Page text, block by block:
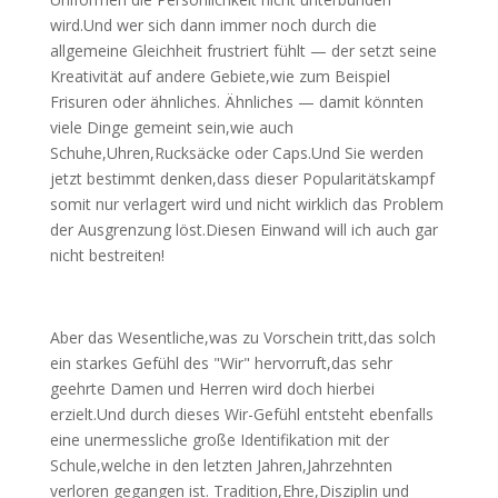
wird.Und wer sich dann immer noch durch die
allgemeine Gleichheit frustriert fühlt — der setzt seine
Kreativität auf andere Gebiete,wie zum Beispiel
Frisuren oder ähnliches. Ähnliches — damit könnten
viele Dinge gemeint sein,wie auch
Schuhe,Uhren,Rucksäcke oder Caps.Und Sie werden
jetzt bestimmt denken,dass dieser Popularitätskampf
somit nur verlagert wird und nicht wirklich das Problem
der Ausgrenzung löst.Diesen Einwand will ich auch gar
nicht bestreiten!
Aber das Wesentliche,was zu Vorschein tritt,das solch
ein starkes Gefühl des "Wir" hervorruft,das sehr
geehrte Damen und Herren wird doch hierbei
erzielt.Und durch dieses Wir-Gefühl entsteht ebenfalls
eine unermessliche große Identifikation mit der
Schule,welche in den letzten Jahren,Jahrzehnten
verloren gegangen ist. Tradition,Ehre,Disziplin und